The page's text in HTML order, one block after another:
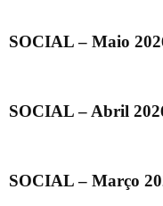
SOCIAL – Maio
SOCIAL – Abril
SOCIAL – Março